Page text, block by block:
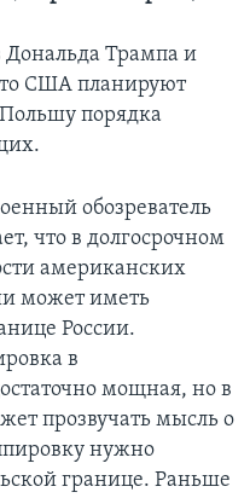
Дональда Трампа и
США планируют
порядка
обозреватель
что в долгосрочном
американских
может иметь
России.
в
мощная, но в
прозвучать мысль о
нужно
границе. Раньше